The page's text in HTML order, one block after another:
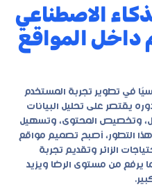
الاصطناعي
داخل المواقع
في تطوير تجربة المستخدم
يقتصر على تحليل البيانات
وتخصيص المحتوى، وتسهيل
التطور، أصبح تصميم مواقع
الزائر وتقديم تجربة
من مستوى الرضا ويزيد